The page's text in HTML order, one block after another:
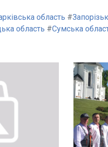
область #
область #Сумська